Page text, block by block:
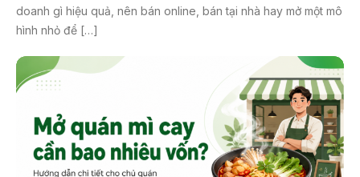
doanh gì hiệu quả, nên bán online, bán tại nhà hay mở một mô
hình nhỏ để […]